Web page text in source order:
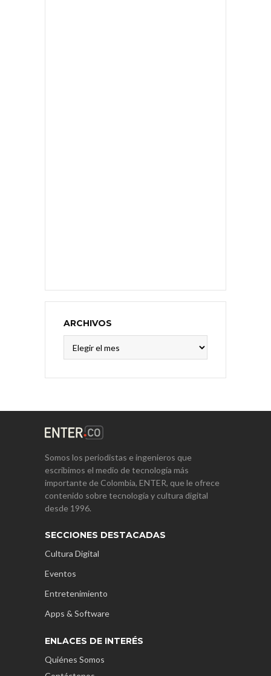
ARCHIVOS
Somos los periodistas e ingenieros que
escribimos el medio de tecnología más
importante de Colombia, ENTER, que le ofrece
contenido sobre tecnología y cultura digital
desde 1996.
SECCIONES DESTACADAS
Cultura Digital
Eventos
Entretenimiento
Apps & Software
ENLACES DE INTERÉS
Quiénes Somos